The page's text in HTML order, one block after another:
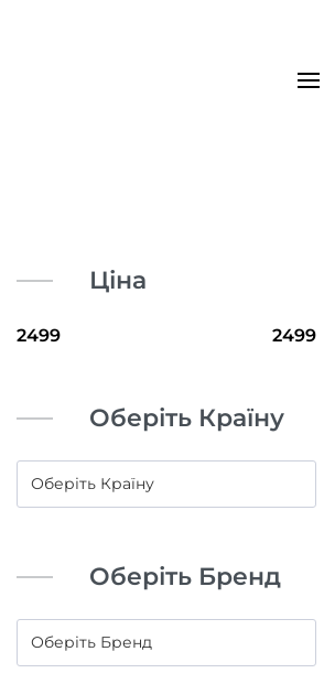
Ціна
Оберіть Країну
Оберіть Бренд